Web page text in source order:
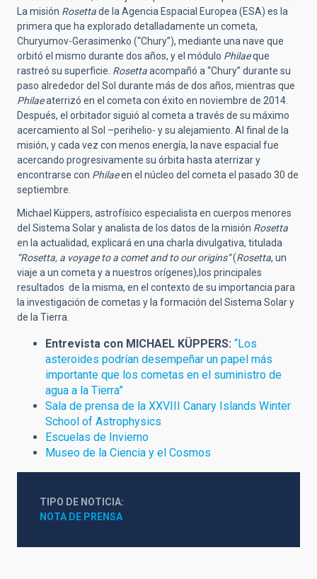
La misión Rosettade la Agencia Espacial Europea (ESA) es la
primera que ha explorado detalladamente un cometa,
Churyumov-Gerasimenko (“Chury”), mediante una nave que
orbitó el mismo durante dos años, y el módulo Philaeque
rastreó su superficie. Rosettaacompañó a “Chury” durante su
paso alrededor del Sol durante más de dos años, mientras que
Philaeaterrizó en el cometa con éxito en noviembre de 2014.
Después, el orbitador siguió al cometa a través de su máximo
acercamiento al Sol –perihelio- y su alejamiento. Al final de la
misión, y cada vez con menos energía, la nave espacial fue
acercando progresivamente su órbita hasta aterrizar y
encontrarse con Philaeen el núcleo del cometa el pasado 30 de
septiembre.
Michael Küppers, astrofísico especialista en cuerpos menores
del Sistema Solar y analista de los datos de la misión Rosetta
en la actualidad, explicará en una charla divulgativa, titulada
“Rosetta, a voyage to a comet and to our origins”(Rosetta, un
viaje a un cometa y a nuestros orígenes),los principales
resultados de la misma, en el contexto de su importancia para
la investigación de cometas y la formación del Sistema Solar y
de la Tierra.
Entrevista con MICHAEL KÜPPERS: “Los
asteroides podrían desempeñar un papel más
importante que los cometas en el suministro de
agua a la Tierra”
Sala de prensa de la XXVIII Canary Islands Winter
School of Astrophysics
Escuelas de Invierno
Museo de la Ciencia y el Cosmos
TIPO DE NOTICIA
NOTA DE PRENSA